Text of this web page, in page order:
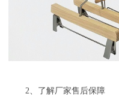
2 、了解厂家售后保障